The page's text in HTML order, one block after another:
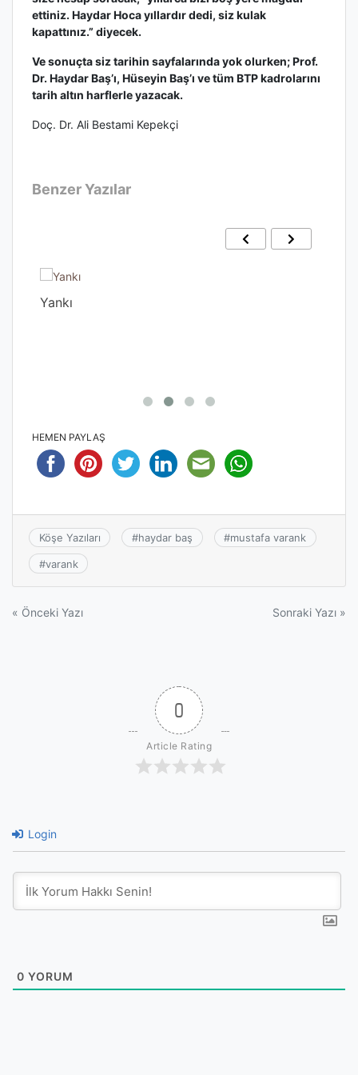
ettiniz. Haydar Hoca yıllardır dedi, siz kulak
kapattınız.” diyecek.
Ve sonuçta siz tarihin sayfalarında yok olurken; Prof.
Dr. Haydar Baş’ı, Hüseyin Baş’ı ve tüm BTP kadrolarını
tarih altın harflerle yazacak.
Doç. Dr. Ali Bestami Kepekçi
Benzer Yazılar
Yankı
HEMEN PAYLAŞ
Köşe Yazıları #haydar baş #mustafa varank
#varank
Yazı
« Önceki Yazı Sonraki Yazı »
0
Article Rating
Login
0 YORUM